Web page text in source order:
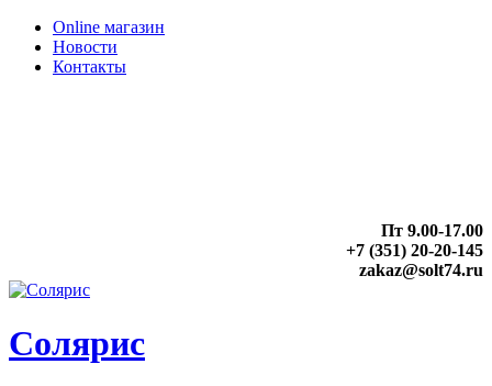
Online магазин
Новости
Контакты
Пт 9.00-17.00
+7 (351) 20-20-145
zakaz@solt74.ru
Солярис